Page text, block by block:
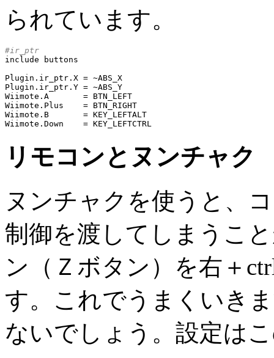
られています。
#ir_ptr
include buttons
Plugin.ir_ptr.X	= ~ABS_X
Plugin.ir_ptr.Y	= ~ABS_Y
Wiimote.A	= BTN_LEFT
Wiimote.Plus	= BTN_RIGHT
Wiimote.B	= KEY_LEFTALT
Wiimote.Down	= KEY_LEFTCTRL
リモコンとヌンチャク
ヌンチャクを使うと、
制御を渡してしまうこ
ン（Ｚボタン）を右＋
す。これでうまくいき
ないでしょう。設定は